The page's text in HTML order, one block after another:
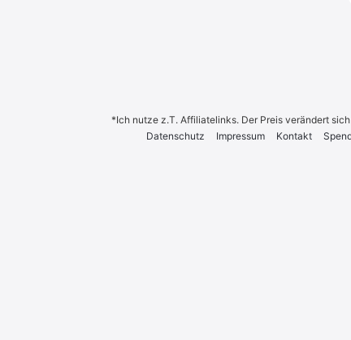
*Ich nutze z.T. Affiliatelinks. Der Preis verändert
Daten­schutz
Impres­sum Kon­takt